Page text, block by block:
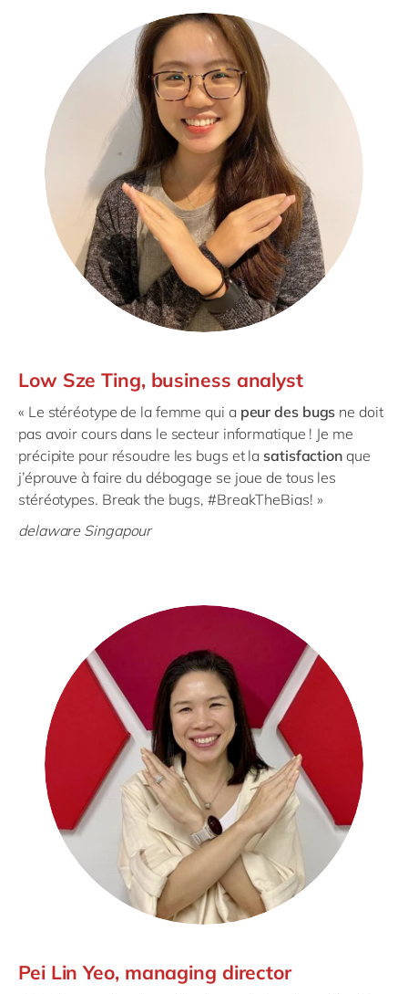
Low Sze Ting, business analyst
« Le stéréotype de la femme qui a peur des bugs ne doit
pas avoir cours dans le secteur informatique ! Je me
précipite pour résoudre les bugs et la satisfactionque
j’éprouve à faire du débogage se joue de tous les
stéréotypes. Break the bugs, #BreakTheBias! »
delaware Singapour
Pei Lin Yeo, managing director